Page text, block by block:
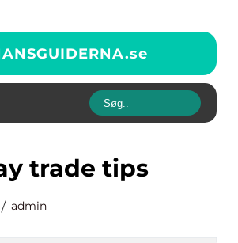
se
trade tips
admin